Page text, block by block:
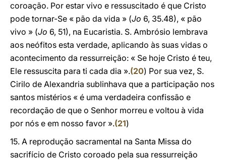
coroação. Por estar vivo e ressuscitado é que Cristo
pode tornar-Se « pão da vida » (Jo 6, 35.48), « pão
vivo » (Jo 6, 51), na Eucaristia. S. Ambrósio lembrava
aos neófitos esta verdade, aplicando às suas vidas o
acontecimento da ressurreição: « Se hoje Cristo é teu,
Ele ressuscita para ti cada dia ».(20) Por sua vez, S.
Cirilo de Alexandria sublinhava que a participação nos
santos mistérios « é uma verdadeira confissão e
recordação de que o Senhor morreu e voltou à vida
por nós e em nosso favor ».(21)
15. A reprodução sacramental na Santa Missa do
sacrifício de Cristo coroado pela sua ressurreição